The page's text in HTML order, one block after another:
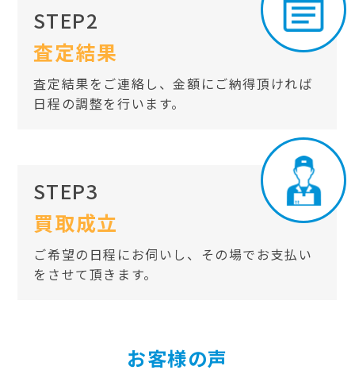
STEP2
査定結果
査定結果をご連絡し、金額にご納得頂ければ
日程の調整を行います。
STEP3
買取成立
ご希望の日程にお伺いし、その場でお支払い
をさせて頂きます。
お客様の声